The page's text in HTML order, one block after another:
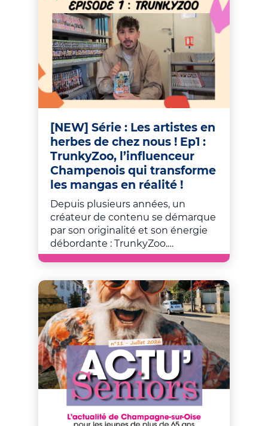
[NEW] Série : Les artistes en
herbes de chez nous ! Ep1 :
TrunkyZoo, l’influenceur
Champenois qui transforme
les mangas en réalité !
Depuis plusieurs années, un
créateur de contenu se démarque
par son originalité et son énergie
débordante : TrunkyZoo.…